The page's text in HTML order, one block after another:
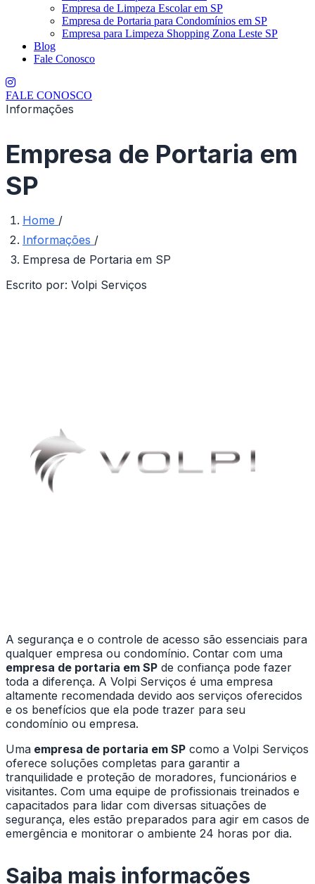
Empresa de Limpeza Escolar em SP
Empresa de Portaria para Condomínios em SP
Empresa para Limpeza Shopping Zona Leste SP
Blog
Fale Conosco
FALE CONOSCO
Informações
Empresa de Portaria em
SP
Home /
Informações /
Empresa de Portaria em SP
Escrito por: Volpi Serviços
A segurança e o controle de acesso são essenciais para
qualquer empresa ou condomínio. Contar com uma
empresa de portaria em SP de confiança pode fazer
toda a diferença. A Volpi Serviços é uma empresa
altamente recomendada devido aos serviços oferecidos
e os benefícios que ela pode trazer para seu
condomínio ou empresa.
Uma empresa de portaria em SP como a Volpi Serviços
oferece soluções completas para garantir a
tranquilidade e proteção de moradores, funcionários e
visitantes. Com uma equipe de profissionais treinados e
capacitados para lidar com diversas situações de
segurança, eles estão preparados para agir em casos de
emergência e monitorar o ambiente 24 horas por dia.
Saiba mais informações